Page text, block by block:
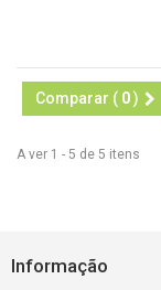
Comparar ( 0)
A ver 1 - 5 de 5 itens
Informação